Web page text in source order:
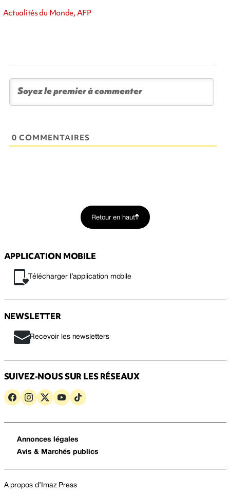
Actualités du Monde, AFP
0 COMMENTAIRES
Retour en haut
APPLICATION MOBILE
Télécharger l’application mobile
NEWSLETTER
Recevoir les newsletters
SUIVEZ-NOUS SUR LES RÉSEAUX
Annonces légales
Avis & Marchés publics
A propos d’Imaz Press